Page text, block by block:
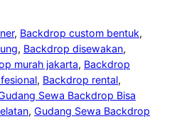
, Backdrop custom bentuk
, Backdrop disewakan
murah jakarta, Backdrop
, Backdrop rental
Sewa Backdrop Bisa
, Gudang Sewa Backdrop